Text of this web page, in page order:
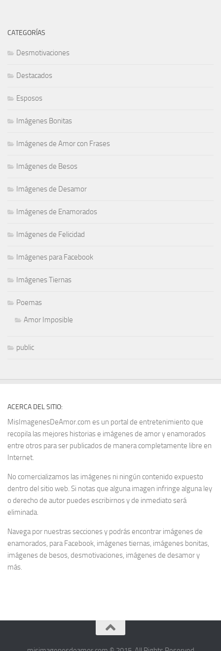
CATEGORÍAS
Desmotivaciones
Destacados
Esposos
Imágenes Bonitas
Imágenes de Amor con Frases
Imágenes de Besos
Imágenes de Desamor
Imágenes de Enamorados
Imágenes de Felicidad
Imágenes para Facebook
Imágenes Tiernas
Poemas
Amor Imposible
public
ACERCA DEL SITIO:
MisImagenesDeAmor.com es un portal de entretenimiento que
recopila las mejores historias e imágenes de amor y enamorados
entre otros para ser publicados de manera completamente libre en
Internet.
No comercializamos las imágenes ni ningún contenido expuesto
dentro del sitio web. Si notas que alguna imagen infringe alguna ley
o derecho de autor puedes escribirnos y de inmediato será
eliminada.
Navega por nuestras secciones y podrás encontrar imágenes de
enamorados, para Facebook, imágenes tiernas, imágenes bonitas,
imágenes de besos, desmotivaciones, imágenes de desamor y
más.